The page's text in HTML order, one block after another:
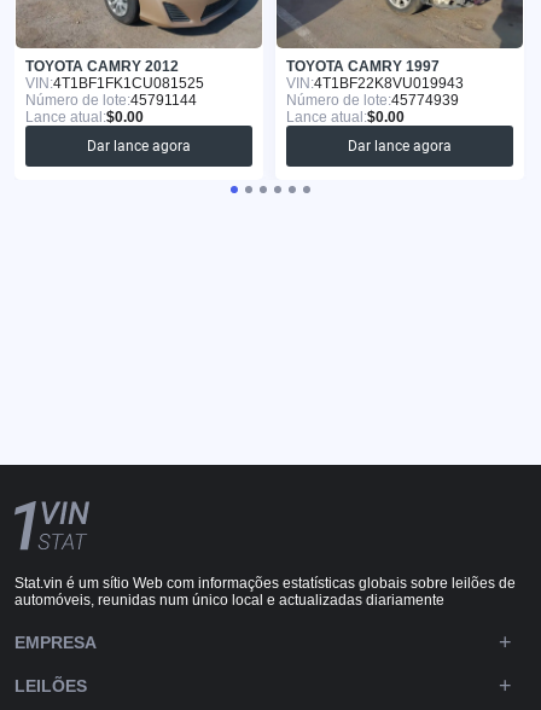
TOYOTA CAMRY 2012
VIN:4T1BF1FK1CU081525
Número de lote:45791144
Lance atual:$0.00
Dar lance agora
TOYOTA CAMRY 1997
VIN:4T1BF22K8VU019943
Número de lote:45774939
Lance atual:$0.00
Dar lance agora
Stat.vin é um sítio Web com informações estatísticas globais sobre leilões de
automóveis, reunidas num único local e actualizadas diariamente
EMPRESA
LEILÕES